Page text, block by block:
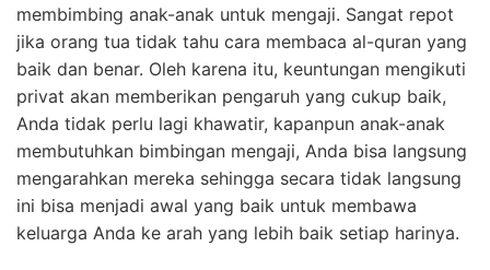
membimbing anak-anak untuk mengaji. Sangat repot
jika orang tua tidak tahu cara membaca al-quran yang
baik dan benar. Oleh karena itu, keuntungan mengikuti
privat akan memberikan pengaruh yang cukup baik,
Anda tidak perlu lagi khawatir, kapanpun anak-anak
membutuhkan bimbingan mengaji, Anda bisa langsung
mengarahkan mereka sehingga secara tidak langsung
ini bisa menjadi awal yang baik untuk membawa
keluarga Anda ke arah yang lebih baik setiap harinya.